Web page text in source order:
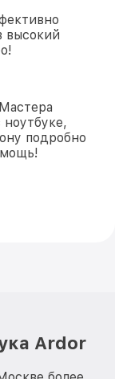
высокий
подробно
Ardor